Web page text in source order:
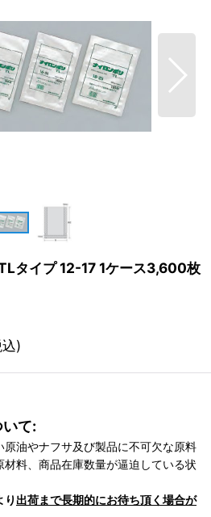
タイプ 12-17 1ケース3,600枚
)
て:
油やナフサ及び製品に不可欠な原料
料、商品在庫数量が逼迫している状
り 出荷まで長期的にお待ち頂く場合が